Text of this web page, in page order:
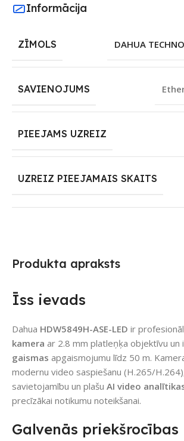
Produkta apraksts
Īss ievads
Dahua HDW5849H-ASE-LED ir
kamera ar 2.8 mm platleņķa objektīvu un
gaismas apgaismojumu līdz 50 m.
modernu video saspiešanu (H.265/
savietojamību un plašu AI video
precīzākai notikumu noteikšanai.
Galvenās priekšrocības
Informācija
ZĪMOLS DAHUA
SAVIENOJUMS
PIEEJAMS UZREIZ
UZREIZ PIEEJAMAIS SKAITS